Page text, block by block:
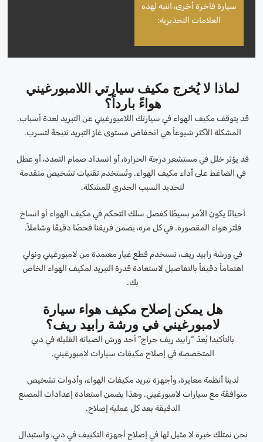
سيارة فاخرة أخرى، انتبه لهذه
العلامات التحذيرية:
لماذا لا يُخرج مكيف سيارتي اللامبورغيني
هواءً بارداً؟
قد يتوقف مكيف الهواء في سيارتك اللامبورغيني عن التبريد لعدة أسباب.
المشكلة الأكثر شيوعاً هي انخفاض مستوى غاز التبريد نتيجةً لتسرب.
قد يؤثر خلل في مستشعر درجة الحرارة، أو انسداد صمام التمدد، أو عطل
في الضاغط على أداء مكيف الهواء. وتُستخدم تقنيات تشخيص متقدمة
لتحديد السبب الجذري للمشكلة.
أحيانًا يكون الأمر بسيطًا كفصل سلك التحكم في مكيف الهواء أو اتساخ
فلتر هواء المقصورة. في كل مرة، يضمن فريقنا فحصًا دقيقًا وشاملاً.
في ورشة رابيد ريف، نستخدم قطع غيار معتمدة من لامبورغيني ونولي
اهتماماً دقيقاً بالتفاصيل لاستعادة قدرة التبريد لمكيف الهواء الخاص
بك.
هل يمكن إصلاح مكيف هواء سيارة
لامبورغيني في ورشة رابيد ريف؟
بالتأكيد! يُعدّ “رابيد ريف جراج” أحد ورش الصيانة القليلة في دبي
المتخصصة في إصلاح مكيفات سيارات لامبورغيني.
لدينا أنظمة معايرة، وأجهزة تبريد مكيفات الهواء، وأدوات تشخيص
متوافقة مع سيارات لامبورغيني. وهذا يضمن استعادة إعدادات المصنع
الدقيقة بعد كل عملية إصلاح.
نحن نمتلك خبرة لا مثيل لها في إصلاح أجهزة التكييف في دبي، واستبدال